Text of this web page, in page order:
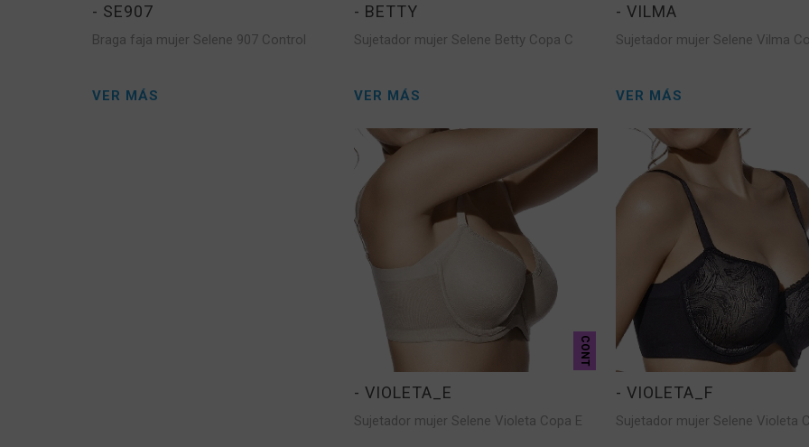
- SE907
Braga faja mujer Selene 907 Control
VER MÁS
- BETTY
Sujetador mujer Selene Betty Copa C
VER MÁS
- VILMA
Sujetador mujer Selene Vilma
VER MÁS
CONT
- VIOLETA_E
Sujetador mujer Selene Violeta Copa E
- VIOLETA_F
Sujetador mujer Selene Violeta